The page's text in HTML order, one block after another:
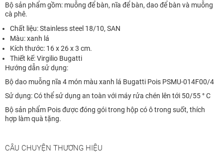
Bộ sản phẩm gồm: muỗng để bàn, nĩa để bàn, dao để bàn và muỗng
cà phê.
Chất liệu: Stainless steel 18/10, SAN
Màu: xanh lá
Kích thước: 16 x 26 x 3 cm.
Thiết kế: Virgilio Bugatti
Hướng dẫn sử dụng:
Bộ dao muỗng nĩa 4 món màu xanh lá Bugatti Pois PSMU-014F00/4
Sử dụng: Có thể sử dụng an toàn với máy rửa chén lên tới 50/55 ° C
Bộ sản phẩm Pois được đóng gói trong hộp có ô trong suốt, thích
hợp làm quà tặng.
CÂU CHUYỆN THƯƠNG HIỆU